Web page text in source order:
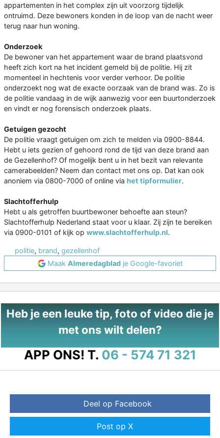
appartementen in het complex zijn uit voorzorg tijdelijk
ontruimd. Deze bewoners konden in de loop van de nacht weer
terug naar hun woning.
Onderzoek
De bewoner van het appartement waar de brand plaatsvond
heeft zich kort na het incident gemeld bij de politie. Hij zit
momenteel in hechtenis voor verder verhoor. De politie
onderzoekt nog wat de exacte oorzaak van de brand was. Zo is
de politie vandaag in de wijk aanwezig voor een buurtonderzoek
en vindt er nog forensisch onderzoek plaats.
Getuigen gezocht
De politie vraagt getuigen om zich te melden via 0900-8844.
Hebt u iets gezien of gehoord rond de tijd van deze brand aan
de Gezellenhof? Of mogelijk bent u in het bezit van relevante
camerabeelden? Neem dan contact met ons op. Dat kan ook
anoniem via 0800-7000 of online via het tipformulier.
Slachtofferhulp
Hebt u als getroffen buurtbewoner behoefte aan steun?
Slachtofferhulp Nederland staat voor u klaar. Zij zijn te bereiken
via 0900-0101 of kijk op www.slachtofferhulp.nl.
politie, brand, gezellenhof
Maak Almeredagbladje Google-favoriet
Heb je een leuke tip, foto of video die je
met ons wilt delen?
APP ONS! T. 06 - 574 71 321
Deel op Facebook
Post op X